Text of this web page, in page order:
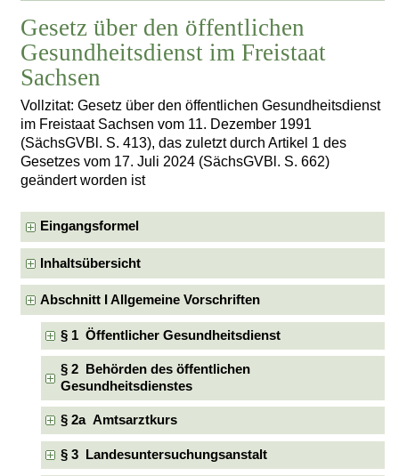
Gesetz über den öffentlichen
Gesundheitsdienst im Freistaat
Sachsen
Vollzitat: Gesetz über den öffentlichen Gesundheitsdienst
im Freistaat Sachsen vom 11. Dezember 1991
(SächsGVBl. S. 413), das zuletzt durch Artikel 1 des
Gesetzes vom 17. Juli 2024 (SächsGVBl. S. 662)
geändert worden ist
Eingangsformel
Inhaltsübersicht
Abschnitt I Allgemeine Vorschriften
§ 1 Öffentlicher Gesundheitsdienst
§ 2 Behörden des öffentlichen
Gesundheitsdienstes
§ 2a Amtsarztkurs
§ 3 Landesuntersuchungsanstalt